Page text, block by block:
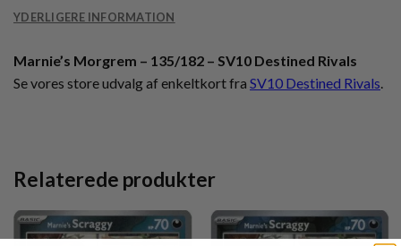
YDERLIGERE INFORMATION
Marnie’s Morgrem – 135/182 – SV10 Destined Rivals
Se vores store udvalg af enkeltkort fra SV10 Destined Rivals.
Relaterede produkter